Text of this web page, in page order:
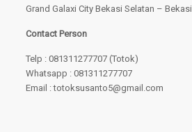
Grand Galaxi City Bekasi Selatan – Bekasi
Contact Person
Telp : 081311277707 (Totok)
Whatsapp : 081311277707
Email : totoksusanto5@gmail.com